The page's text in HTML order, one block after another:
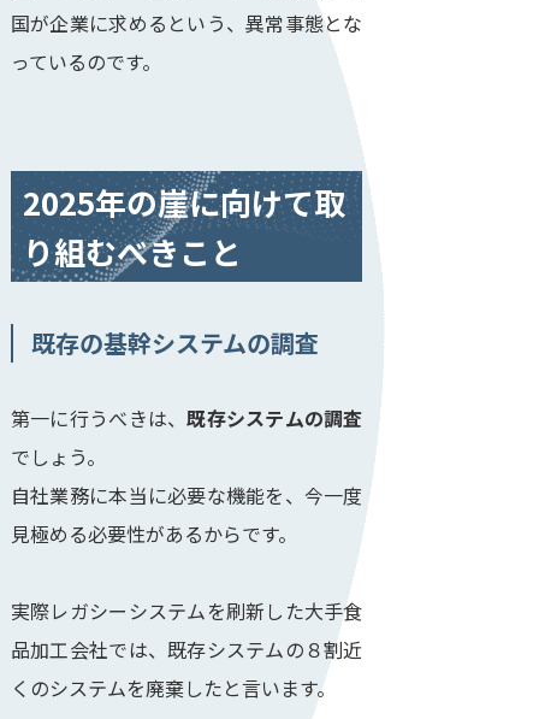
国が企業に求めるという、異常事態とな
っているのです。
2025年の崖に向けて取
り組むべきこと
既存の基幹システムの調査
第一に行うべきは、既存システムの調査
でしょう。
自社業務に本当に必要な機能を、今一度
見極める必要性があるからです。
実際レガシーシステムを刷新した大手食
品加工会社では、既存システムの８割近
くのシステムを廃棄したと言います。